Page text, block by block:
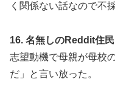
く関係ない話なので不
16. 名無しのReddit住民
志望動機で母親が母校
だ」と言い放った。